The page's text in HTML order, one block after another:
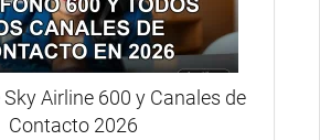
Airline 600 y Canales de
Contacto 2026